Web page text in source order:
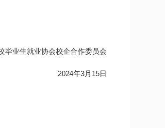
毕业生就业协会校企合作委员会
2024年3月15日